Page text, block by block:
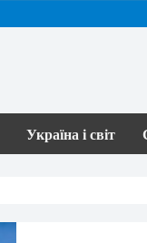
Україна і світ